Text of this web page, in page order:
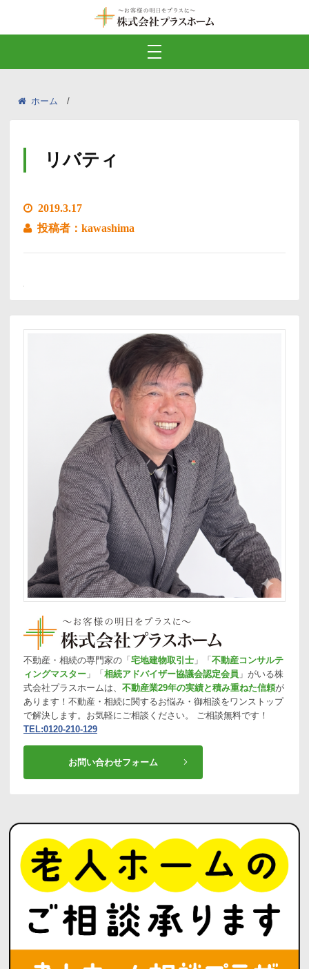
ホーム
リバティ
2019.3.17
投稿者：kawashima
不動産・相続の専門家の「宅地建物取引士 」「不動産コンサルテ
ィングマスター 」「相続アドバイザー協議会認定会員 」がいる株
式会社プラスホームは、 不動産業29年の実績と積み重ねた信頼が
あります！不動産・相続に関するお悩み・御相談をワンストップ
で解決します。お気軽にご相談ください。 ご相談無料です！
TEL:0120-210-129
お問い合わせフォーム